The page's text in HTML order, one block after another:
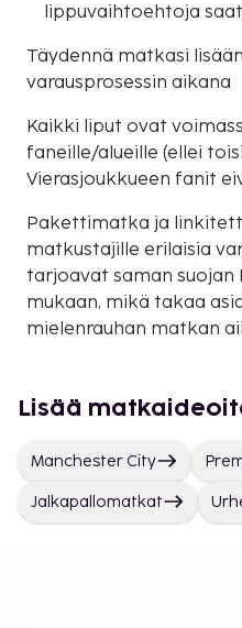
lippuvaihtoehtoja
Täydennä matkasi
varausprosessin aikana
Kaikki liput ovat
faneille/alueille (ellei
Vierasjoukkueen fanit
Pakettimatka ja
matkustajille erilaisia
tarjoavat saman
mukaan, mikä takaa
mielenrauhan matkan
Lisää
Manchester City
Jalkapallomatkat